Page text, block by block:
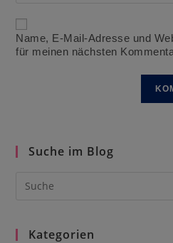
ein
URL
ein
(optional)
Name, E-Mail-Adresse und
für meinen nächsten
Suche im Blog
Kategorien